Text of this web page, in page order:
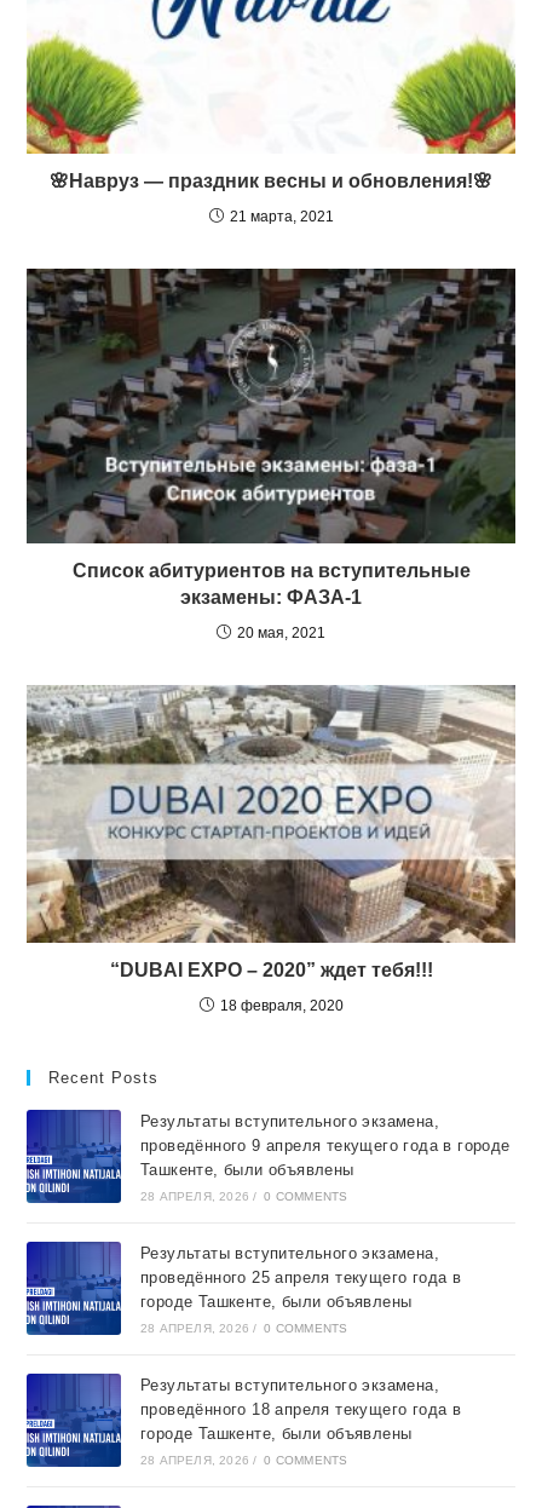
🌸Навруз — праздник весны и обновления!🌸
21 марта, 2021
Cписок абитуриентов на вступительные
экзамены: ФАЗА-1
20 мая, 2021
“DUBAI EXPO – 2020” ждет тебя!!!
18 февраля, 2020
Recent Posts
Результаты вступительного экзамена,
проведённого 9 апреля текущего года в городе
Ташкентe, были объявлены
28 АПРЕЛЯ, 2026 / 0 COMMENTS
Результаты вступительного экзамена,
проведённого 25 апреля текущего года в
городе Ташкентe, были объявлены
28 АПРЕЛЯ, 2026 / 0 COMMENTS
Результаты вступительного экзамена,
проведённого 18 апреля текущего года в
городе Ташкентe, были объявлены
28 АПРЕЛЯ, 2026 / 0 COMMENTS